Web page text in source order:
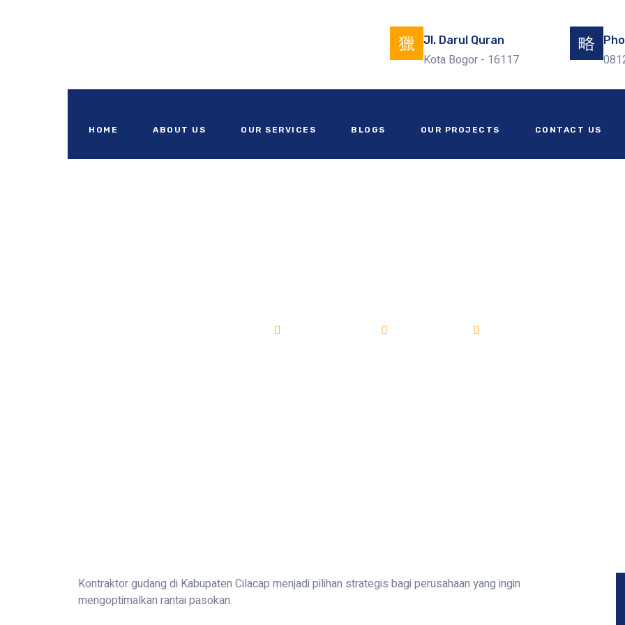
Jl. Darul Quran
Kota Bogor - 16117
HOME ABOUT US OUR SERVICES BLOGS OUR PROJECTS CONTACT US
Kontraktor gudang di Kabupaten Cilacap menjadi pilihan strategis bagi perusahaan yang ingin
mengoptimalkan rantai pasokan.